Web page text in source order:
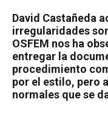
David Castañeda
irregularidades
OSFEM nos ha
entregar la
procedimiento
por el estilo, pero
normales que se